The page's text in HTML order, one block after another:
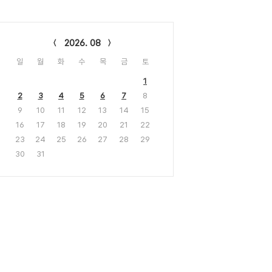
2026. 08
일 월 화 수 목 금 토
1
2
3 4 5 6 7
8
9
10 11 12 13 14
15
16
17 18 19 20 21
22
23
24 25 26 27 28
29
30
31